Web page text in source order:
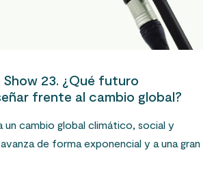
23. ¿Qué futuro
frente al cambio global?
un cambio global climático, social y
de forma exponencial y a una gran